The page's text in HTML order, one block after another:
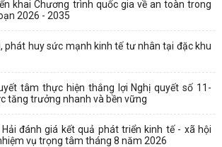
khai Chương trình quốc gia về an toàn trong
2026 - 2035
phát huy sức mạnh kinh tế tư nhân tại đặc khu
tâm thực hiện thắng lợi Nghị quyết số 11-
tăng trưởng nhanh và bền vững
Hải đánh giá kết quả phát triển kinh tế - xã hội
vụ trọng tâm tháng 8 năm 2026